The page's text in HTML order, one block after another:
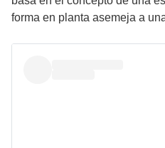
forma en planta asemeja a